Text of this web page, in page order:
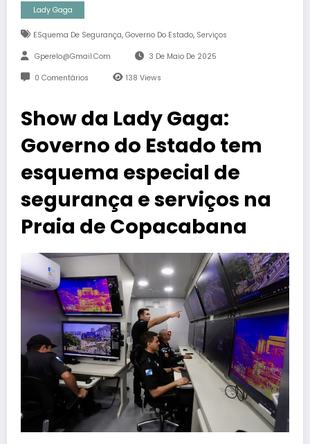
Lady Gaga
ESquema De Segurança, Governo Do Estado, Serviços
Gperelo@gmail.com 3 De Maio De 2025
0 Comentários 138 Views
Show da Lady Gaga:
Governo do Estado tem
esquema especial de
segurança e serviços na
Praia de Copacabana